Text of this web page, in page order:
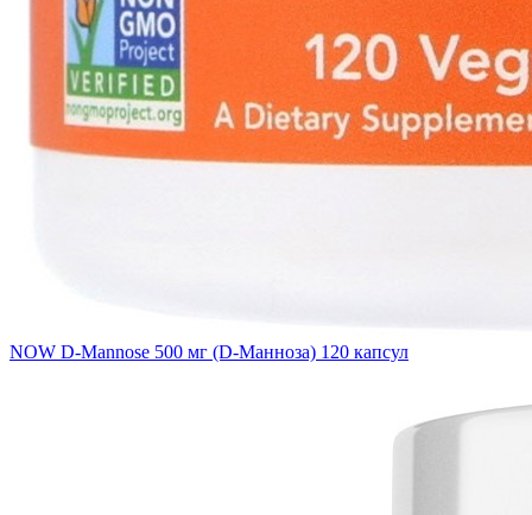
NOW D-Mannose 500 мг (D-Манноза) 120 капсул